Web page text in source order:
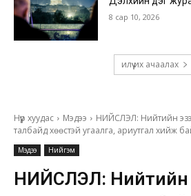
8 сар 10, 2026
илүү их ачаалах